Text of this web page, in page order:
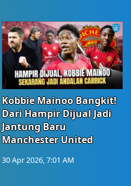
Kobbie Mainoo Bangkit!
Dari Hampir Dijual Jadi
Jantung Baru
Manchester United
30 Apr 2026, 7:01 AM